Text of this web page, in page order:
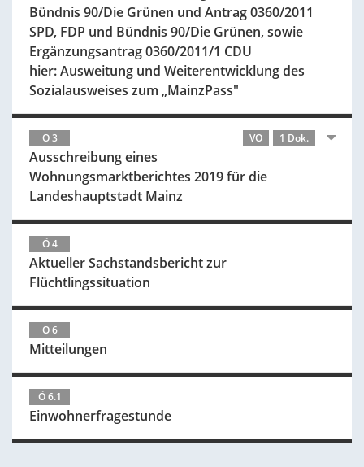
Bündnis 90/Die Grünen und Antrag 0360/2011
SPD, FDP und Bündnis 90/Die Grünen, sowie
Ergänzungsantrag 0360/2011/1 CDU
hier: Ausweitung und Weiterentwicklung des
Sozialausweises zum „MainzPass"
Ö 3 VO 1 Dok.
Ausschreibung eines
Wohnungsmarktberichtes 2019 für die
Landeshauptstadt Mainz
Ö 4
Aktueller Sachstandsbericht zur
Flüchtlingssituation
Ö 6
Mitteilungen
Ö 6.1
Einwohnerfragestunde